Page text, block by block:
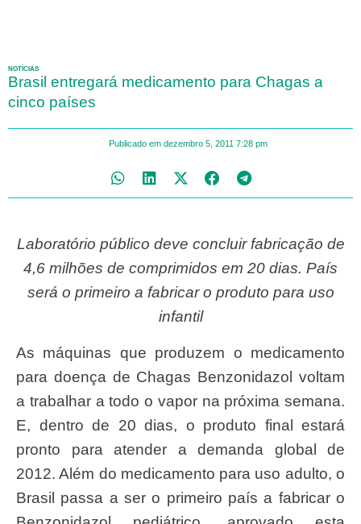
NOTÍCIAS
Brasil entregará medicamento para Chagas a
cinco países
Publicado em dezembro 5, 2011 7:28 pm
Laboratório público deve concluir fabricação de
4,6 milhões de comprimidos em 20 dias. País
será o primeiro a fabricar o produto para uso
infantil
As máquinas que produzem o medicamento
para doença de Chagas Benzonidazol voltam
a trabalhar a todo o vapor na próxima semana.
E, dentro de 20 dias, o produto final estará
pronto para atender a demanda global de
2012. Além do medicamento para uso adulto, o
Brasil passa a ser o primeiro país a fabricar o